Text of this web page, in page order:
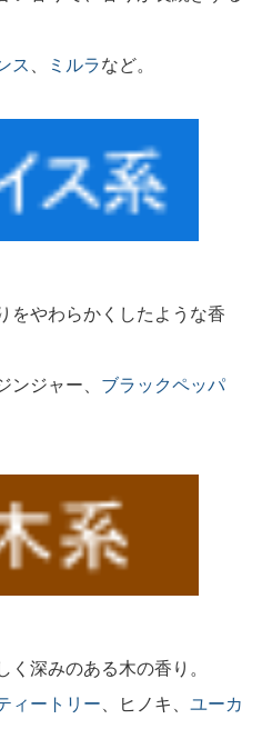
ス ミルラなど。
をやわらかくしたような香
ンジャー、 ブラックペッパ
深みのある木の香り。
ィートリー、ヒノキ、 ユーカ